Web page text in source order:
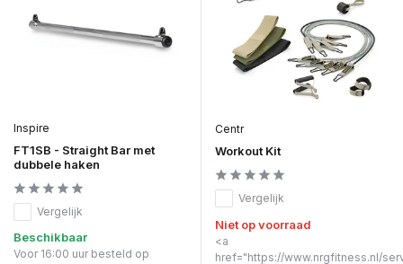
Inspire
FT1SB - Straight Bar met
dubbele haken
Vergelijk
Beschikbaar
Voor 16:00 uur besteld op
Centr
Workout Kit
Vergelijk
Niet op voorraad
<a
href="https://www.nrgfitness.nl/